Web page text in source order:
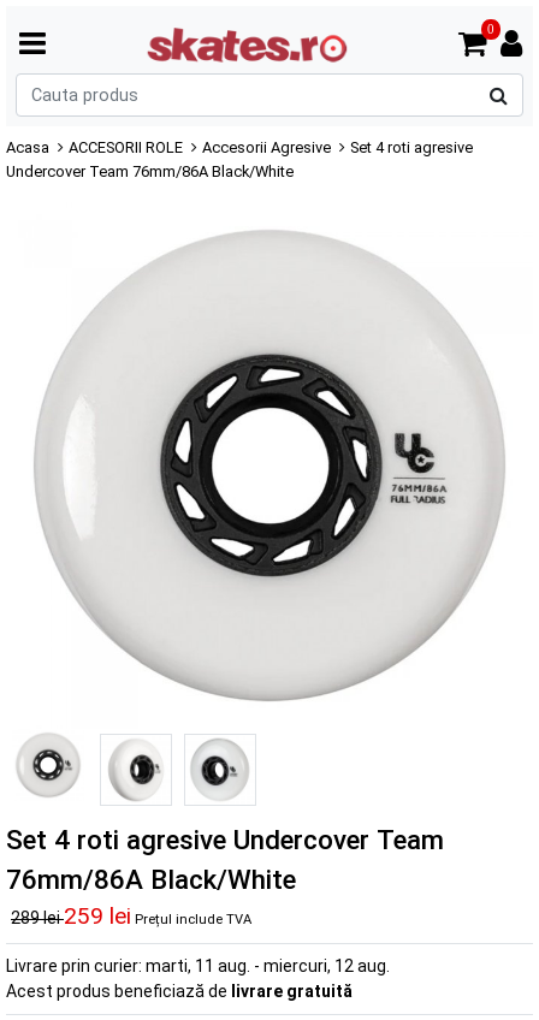
0
Acasa ACCESORII ROLE Accesorii Agresive
Set 4 roti agresive
Undercover Team 76mm/86A Black/White
Set 4 roti agresive Undercover Team
76mm/86A Black/White
289 lei259 lei Prețul include TVA
Livrare prin curier: marti, 11 aug. - miercuri, 12 aug.
Acest produs beneficiază de livrare gratuită